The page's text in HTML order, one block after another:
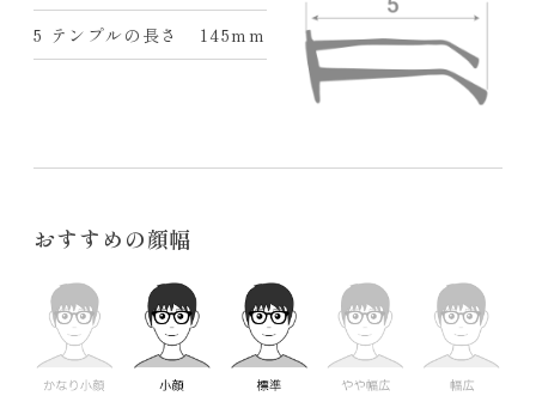
5 テンプルの長さ 145mm
おすすめの顔幅